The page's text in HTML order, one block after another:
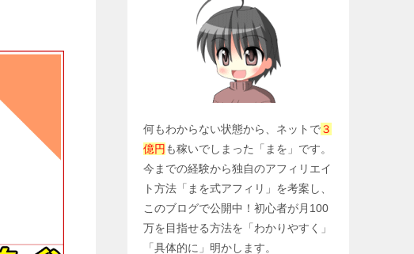
何もわからない状態から、ネットで３
億円 も稼いでしまった「まを」です。
今までの経験から独自のアフィリエイ
ト方法「まを式アフィリ」を考案し、
このブログで公開中！初心者が月100
万を目指せる方法を「わかりやすく」
「具体的に」明かします。